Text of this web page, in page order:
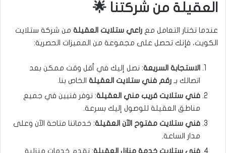
العقيلة من شركتنا 🌟
عندما تختار التعامل مع راعي ستلايت العقيلة من شركة ستلايت
الكويت، فإنك تحصل على مجموعة من المميزات الحصرية:
الاستجابة السريعة: نصل إليك في أقل وقت ممكن بعد
اتصالك بـ رقم فني ستلايت العقيلة الخاص بنا.
فني ستلايت قريب مني العقيلة: نوفر فنيين في جميع
مناطق العقيلة للوصول إليك بسرعة.
فني ستلايت مفتوح الآن العقيلة: خدماتنا متاحة الآن وعلى
مدار الساعة.
فني ستلايت خدمة منازل العقيلة: نقدم خدمات منزلية